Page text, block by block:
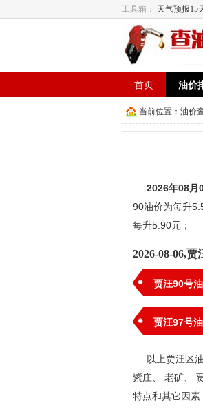
首页 油价
工具箱： 天气预报15
当前位置： 油价
2026年08月
90油价为每升
每升5.90元；
2026-08-06,
贾汪90号油
贾汪97号油
以上贾汪区
紫庄、 老矿、
特点和其它因素